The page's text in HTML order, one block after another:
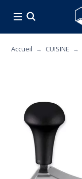
Accueil CUISINE